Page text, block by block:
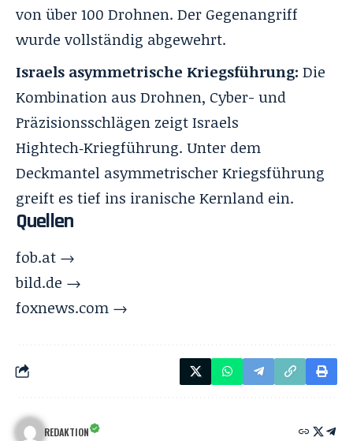
von über 100 Drohnen. Der Gegenangriff
wurde vollständig abgewehrt.
Israels asymmetrische Kriegsführung: Die
Kombination aus Drohnen, Cyber- und
Präzisionsschlägen zeigt Israels
Hightech‑Kriegführung. Unter dem
Deckmantel asymmetrischer Kriegsführung
greift es tief ins iranische Kernland ein.
Quellen
fob.at →
bild.de →
foxnews.com →
REDAKTION